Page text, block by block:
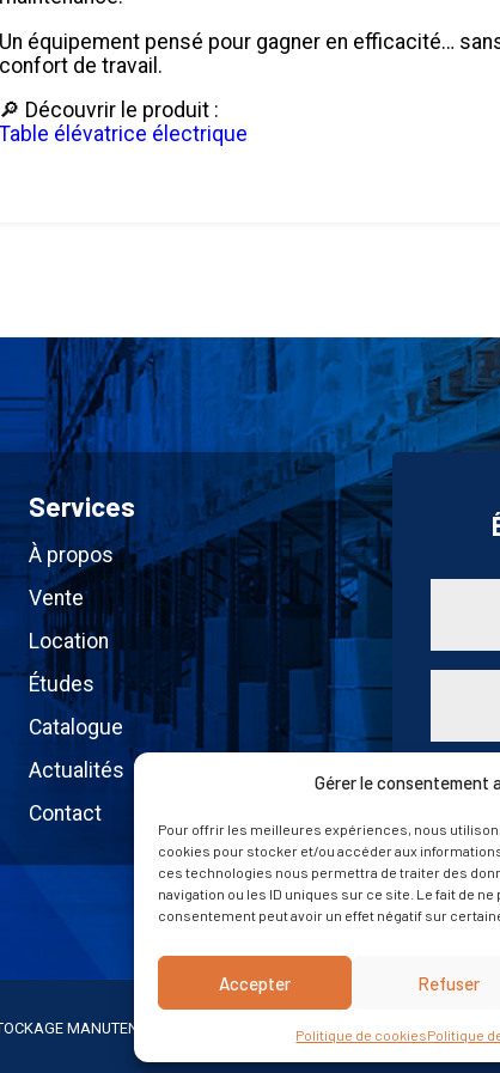
Gérer le consentement
Pour offrir les meilleures expériences, nous
cookies pour stocker et/ou accéder aux
ces technologies nous permettra de traiter des
navigation ou les ID uniques sur ce site. Le fait de
consentement peut avoir un effet négatif sur
Accepter Refuser
Politique de cookiesPolitique
Un équipement pensé pour gagner en efficacité…
confort de travail.
🔎 Découvrir le produit :
Table élévatrice électrique
Services
À propos
Vente
Location
Études
Catalogue
Actualités
Contact
MANUTENTION - Mentions légales -Politique de confidentialité